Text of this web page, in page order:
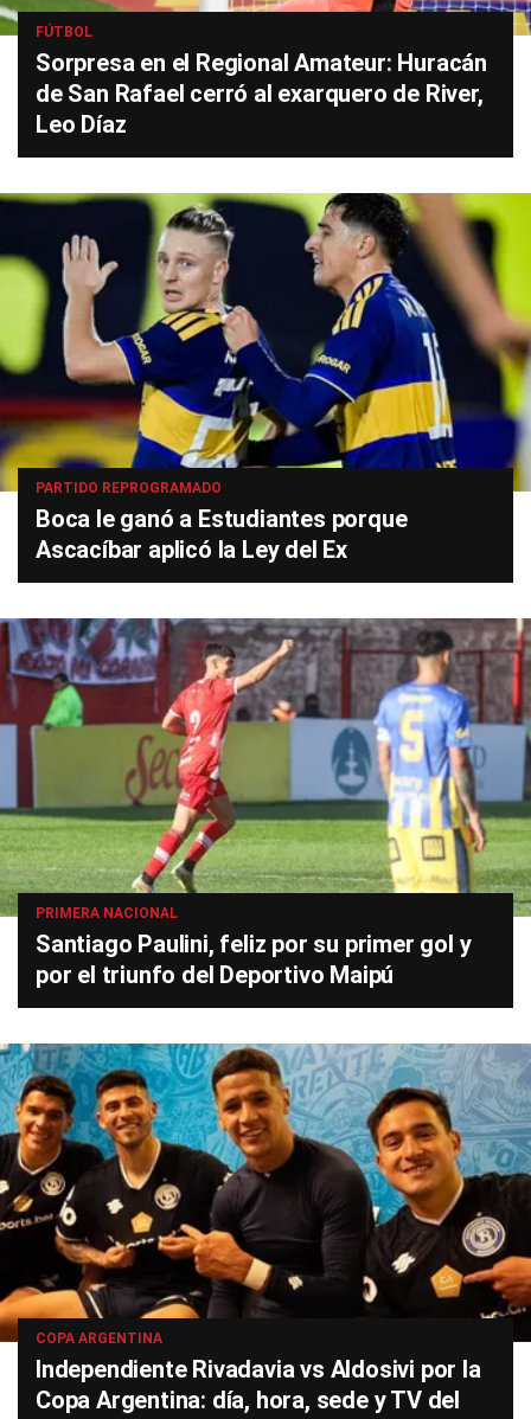
FÚTBOL
Sorpresa en el Regional Amateur: Huracán
de San Rafael cerró al exarquero de River,
Leo Díaz
PARTIDO REPROGRAMADO
Boca le ganó a Estudiantes porque
Ascacíbar aplicó la Ley del Ex
PRIMERA NACIONAL
Santiago Paulini, feliz por su primer gol y
por el triunfo del Deportivo Maipú
COPA ARGENTINA
Independiente Rivadavia vs Aldosivi por la
Copa Argentina: día, hora, sede y TV del